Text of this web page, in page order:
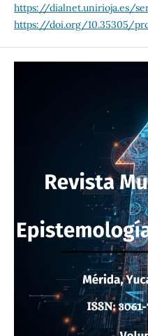
https://dialnet.unirioja.es/
https://doi.org/10.35305/